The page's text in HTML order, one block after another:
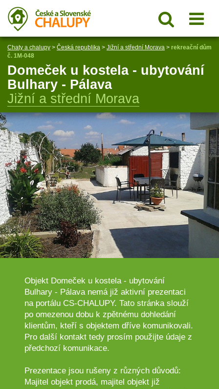
Chaty a chalupy > Česká republika > Jižní a střední Morava > rekreační dům
č. 1M-048
Domeček u kostela - ubytování
Bulhary - Pálava
Jižní a střední Morava
Objekt Domeček u kostela - ubytování
Bulhary - Pálava nemá již aktivní prezentaci
na portálu CS-CHALUPY. Tato stránka slouží
po omezenou dobu k zpětnému dohledání
klientům, kteří s objektem dříve komunikovali.
Pro další kontakt tedy prosím použijte údaje z
předchozí komunikace.
Prezentace jsou rušeny z různých důvodů:
Majitel objekt prodá, majitel objekt již